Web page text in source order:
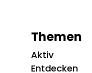
Themen
Aktiv
Entdecken